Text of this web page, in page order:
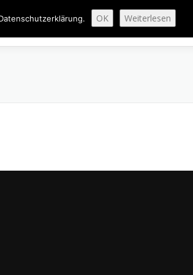
ABGESCHLOSSENE PROJEKTE
OK Weiterlesen